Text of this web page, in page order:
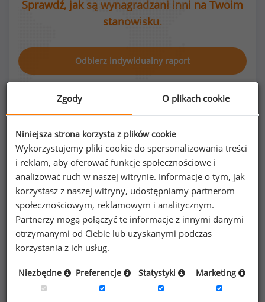
Sprawdź, jak są wynagradzani inni na Twoim
stanowisku.
Odbierz indywidualny raport
Rozkład płci na stanowisku kierownik agencji
reklamowej
48% 52%
Zgody O plikach cookie
Niniejsza strona korzysta z plików cookie
Wykorzystujemy pliki cookie do spersonalizowania treści
i reklam, aby oferować funkcje społecznościowe i
analizować ruch w naszej witrynie. Informacje o tym, jak
korzystasz z naszej witryny, udostępniamy partnerom
społecznościowym, reklamowym i analitycznym.
Partnerzy mogą połączyć te informacje z innymi danymi
otrzymanymi od Ciebie lub uzyskanymi podczas
korzystania z ich usług.
Niezbędne Preferencje Statystyki Marketing